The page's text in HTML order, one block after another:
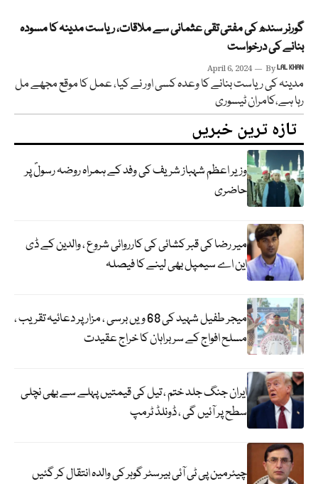
گورنر سندھ کی مفتی تقی عثمانی سے ملاقات، ریاست مدینہ کا مسودہ
بنانے کی درخواست
April 6, 2024 ByLAL KHAN
مدینہ کی ریاست بنانے کا وعدہ کسی اور نے کیا، عمل کا موقع مجھے مل
رہا ہے،کامران ٹیسوری
تازہ ترین خبریں
وزیر اعظم شہباز شریف کی وفد کے ہمراہ روضہ رسولؐ پر
حاضری
میر رضا کی قبر کشائی کی کارروائی شروع ، والدین کے ڈی
این اے سیمپل بھی لینے کا فیصلہ
میجر طفیل شہید کی 68 ویں برسی ، مزار پر دعائیہ تقریب ،
مسلح افواج کے سربراہان کا خراج عقیدت
ایران جنگ جلد ختم ، تیل کی قیمتیں پہلے سے بھی نچلی
سطح پر آئیں گی ، ڈونلڈ ٹرمپ
چیئرمین پی ٹی آئی بیرسٹر گوہر کی والدہ انتقال کر گئیں